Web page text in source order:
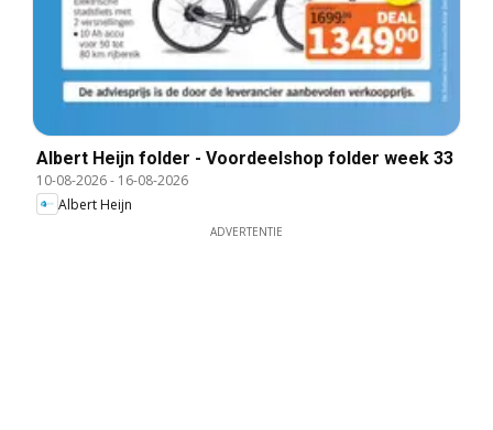
Albert Heijn folder - Voordeelshop folder week 33
10-08-2026- 16-08-2026
Albert Heijn
ADVERTENTIE